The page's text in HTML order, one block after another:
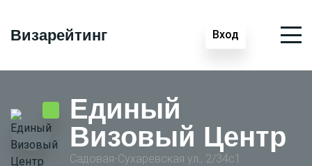
Визарейтинг Вход
Единый
Визовый Центр
Садовая-Сухаревская ул., 2/34с1